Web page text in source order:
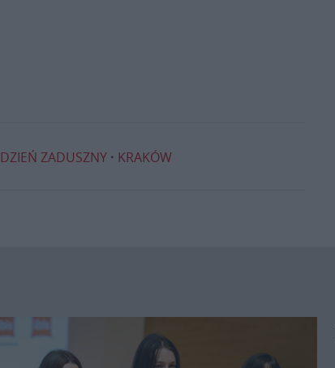
DZIEŃ ZADUSZNY KRAKÓW